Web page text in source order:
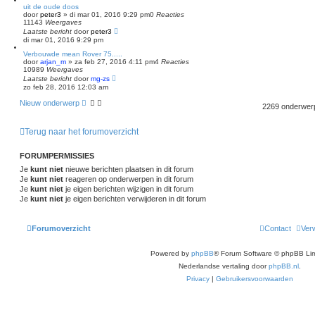
uit de oude doos
doorpeter3 » di mar 01, 2016 9:29 pm0 Reacties
11143 Weergaves
Laatste bericht doorpeter3
di mar 01, 2016 9:29 pm
Verbouwde mean Rover 75.....
doorarjan_m » za feb 27, 2016 4:11 pm4 Reacties
10989 Weergaves
Laatste bericht doormg-zs
zo feb 28, 2016 12:03 am
Nieuw onderwerp 2269
Terug naar het forumoverzicht
FORUMPERMISSIES
Je kunt niet nieuwe berichten plaatsen in dit forum
Je kunt niet reageren op onderwerpen in dit forum
Je kunt niet je eigen berichten wijzigen in dit forum
Je kunt niet je eigen berichten verwijderen in dit forum
Forumoverzicht Contact
Powered by phpBB® Forum Software © phpBB
Nederlandse vertaling doorphpBB.nl.
Privacy | Gebruikersvoorwaarden